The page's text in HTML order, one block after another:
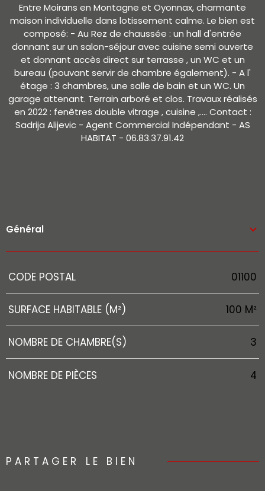
Entre Moirans en Montagne et Oyonnax, charmante
maison individuelle dans lotissement calme. Le bien est
composé: - Au Rez de chaussée : un hall d'entrée
donnant sur un salon-séjour avec cuisine semi ouverte
et donnant accès direct sur terrasse , un WC et un
bureau (pouvant servir de chambre également). - A l'
étage : 3 chambres, une salle de bain et un WC. Un
garage attenant. Terrain arboré et clos. Travaux réalisés
en 2022 : fenêtres double vitrage , cuisine ,.... Contact :
Sadrija Alijevic - Agent Commercial Indépendant - AS
HABITAT - 06.83.37.91.42
Général
Caractérisque
CODE POSTAL 01100
SURFACE HABITABLE (M²) 100 M²
NOMBRE DE CHAMBRE(S) 3
NOMBRE DE PIÈCES 4
PARTAGER LE BIEN